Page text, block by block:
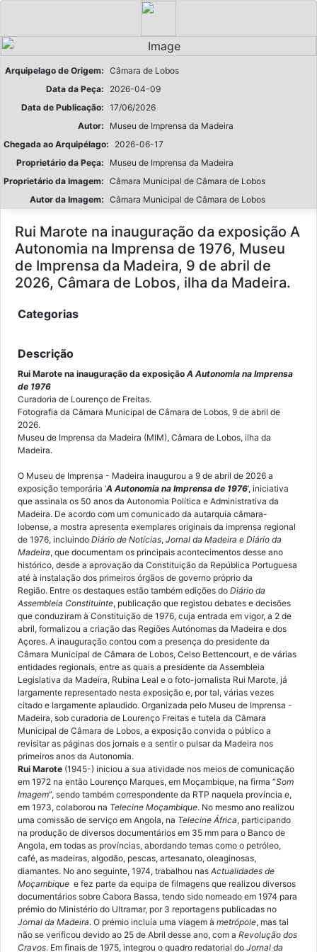
Arquipelago de Origem: Câmara de Lobos
Data da Peça:
2026-04-09
Data de Publicação: 17/06/2026
Autor:
Museu de Imprensa da Madeira
Chegada ao Arquipélago:
2026-06-17
Proprietário da Peça:
Museu de Imprensa da Madeira
Proprietário da Imagem: Câmara Municipal de Câmara de Lobos
Autor da Imagem: Câmara Municipal de Câmara de Lobos
Rui Marote na inauguração da exposição A
Autonomia na Imprensa de 1976, Museu
de Imprensa da Madeira, 9 de abril de
2026, Câmara de Lobos, ilha da Madeira.
Categorias
Descrição
Rui Marote na inauguração da exposição A Autonomia na Imprensa
de 1976
Curadoria de Lourenço de Freitas.
Fotografia da Câmara Municipal de Câmara de Lobos, 9 de abril de
2026.
Museu de Imprensa da Madeira (MIM), Câmara de Lobos, ilha da
Madeira.
O Museu de Imprensa - Madeira inaugurou a 9 de abril de 2026 a
exposição temporária ‘A Autonomia na Imprensa de 1976’, iniciativa
que assinala os 50 anos da Autonomia Política e Administrativa da
Madeira. De acordo com um comunicado da autarquia câmara-
lobense, a mostra apresenta exemplares originais da imprensa regional
de 1976, incluindo Diário de Notícias, Jornal da Madeira e Diário da
Madeira, que documentam os principais acontecimentos desse ano
histórico, desde a aprovação da Constituição da República Portuguesa
até à instalação dos primeiros órgãos de governo próprio da
Região. Entre os destaques estão também edições do Diário da
Assembleia Constituinte, publicação que registou debates e decisões
que conduziram à Constituição de 1976, cuja entrada em vigor, a 2 de
abril, formalizou a criação das Regiões Autónomas da Madeira e dos
Açores. A inauguração contou com a presença do presidente da
Câmara Municipal de Câmara de Lobos, Celso Bettencourt, e de várias
entidades regionais, entre as quais a presidente da Assembleia
Legislativa da Madeira, Rubina Leal e o foto-jornalista Rui Marote, já
largamente representado nesta exposição e, por tal, várias vezes
citado e largamente aplaudido. Organizada pelo Museu de Imprensa -
Madeira, sob curadoria de Lourenço Freitas e tutela da Câmara
Municipal de Câmara de Lobos, a exposição convida o público a
revisitar as páginas dos jornais e a sentir o pulsar da Madeira nos
primeiros anos da Autonomia.
Rui Marote (1945-) iniciou a sua atividade nos meios de comunicação
em 1972 na então Lourenço Marques, em Moçambique, na firma “Som
Imagem”, sendo também correspondente da RTP naquela província e,
em 1973, colaborou na Telecine Moçambique. No mesmo ano realizou
uma comissão de serviço em Angola, na Telecine África, participando
na produção de diversos documentários em 35 mm para o Banco de
Angola, em todas as províncias, abordando temas como o petróleo,
café, as madeiras, algodão, pescas, artesanato, oleaginosas,
diamantes. No ano seguinte, 1974, trabalhou nas Actualidades de
Moçambique e fez parte da equipa de filmagens que realizou diversos
documentários sobre Cabora Bassa, tendo sido nomeado em 1974 para
prémio do Ministério do Ultramar, por 3 reportagens publicadas no
Jornal da Madeira. O prémio incluía uma viagem à metrópole, mas tal
não se verificou devido ao 25 de Abril desse ano, com a Revolução dos
Cravos. Em finais de 1975, integrou o quadro redatorial do Jornal da